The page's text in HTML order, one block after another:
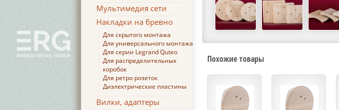
Мультимедия сети
Накладки на бревно
Для скрытого монтажа
Для универсального монтажа
Для серии Legrand Quteo
Для распределительных
коробок
Для ретро розеток
Диэлектрические пластины
Вилки, адаптеры
Похожие товары